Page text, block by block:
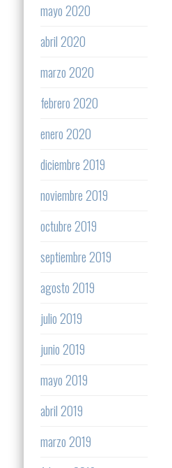
mayo 2020
abril 2020
marzo 2020
febrero 2020
enero 2020
diciembre 2019
noviembre 2019
octubre 2019
septiembre 2019
agosto 2019
julio 2019
junio 2019
mayo 2019
abril 2019
marzo 2019